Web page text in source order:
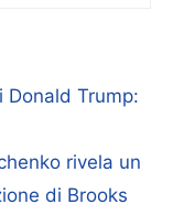
Donald Trump:
rivela un
di Brooks